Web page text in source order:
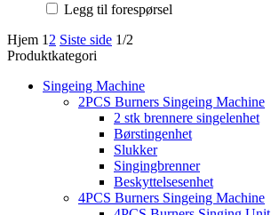
Legg til forespørsel
Hjem 1 2 Siste side 1/2
Produktkategori
Singeing Machine
2PCS Burners Singeing Machine
2 stk brennere singelenhet
Børstingenhet
Slukker
Singingbrenner
Beskyttelsesenhet
4PCS Burners Singeing Machine